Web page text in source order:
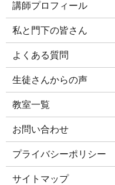
講師プロフィール
私と門下の皆さん
よくある質問
生徒さんからの声
教室一覧
お問い合わせ
プライバシーポリシー
サイトマップ